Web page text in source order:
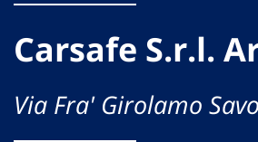
Carsafe S.r.l.
Via Fra' Girolamo